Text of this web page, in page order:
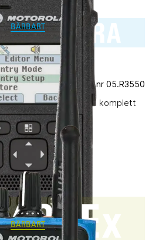
TETRA
BÄRBART
TETRA
Vårt art.nr 05.R3550
TETRA-terminal med komplett
BÄRBART